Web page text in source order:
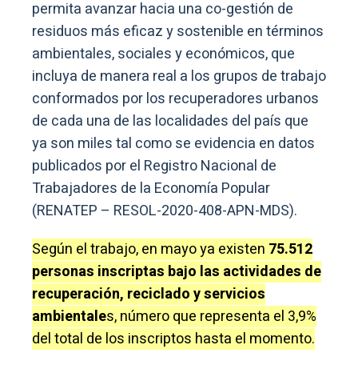
permita avanzar hacia una co-gestión de
residuos más eficaz y sostenible en términos
ambientales, sociales y económicos, que
incluya de manera real a los grupos de trabajo
conformados por los recuperadores urbanos
de cada una de las localidades del país que
ya son miles tal como se evidencia en datos
publicados por el Registro Nacional de
Trabajadores de la Economía Popular
(RENATEP – RESOL-2020-408-APN-MDS).
Según el trabajo, en mayo ya existen 75.512
personas inscriptas bajo las actividades de
recuperación, reciclado y servicios
ambientales, número que representa el 3,9%
del total de los inscriptos hasta el momento.